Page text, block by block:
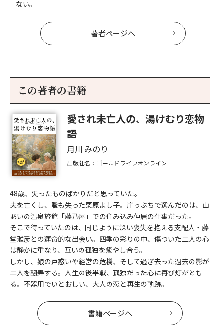
ない。
著者ページへ
この著者の書籍
愛され未亡人の、湯けむり恋物
語
月川 みのり
出版社名：ゴールドライフオンライン
48歳、失ったものばかりだと思っていた。
夫を亡くし、職も失った栗原よし子。崖っぷちで選んだのは、山
あいの温泉旅館「藤乃屋」での住み込み仲居の仕事だった。
そこで待っていたのは、同じように深い喪失を抱える支配人・藤
堂雅彦との運命的な出会い。四季の彩りの中、傷ついた二人の心
は静かに重なり、互いの孤独を癒やし合う。
しかし、娘の戸惑いや経営の危機、そして過ぎ去った過去の影が
二人を翻弄する――。人生の後半戦、孤独だった心に再び灯がとも
る。不器用でいとおしい、大人の恋と再生の軌跡。
書籍ページへ